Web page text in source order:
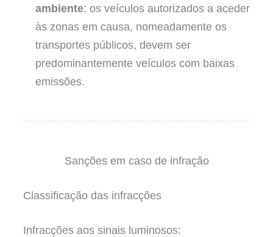
ambiente: os veículos autorizados a aceder
às zonas em causa, nomeadamente os
transportes públicos, devem ser
predominantemente veículos com baixas
emissões.
Sanções em caso de infração
Classificação das infracções
Infracções aos sinais luminosos: